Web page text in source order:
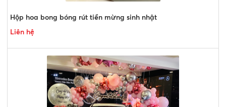
Hộp hoa bong bóng rút tiền mừng sinh nhật
Liên hệ